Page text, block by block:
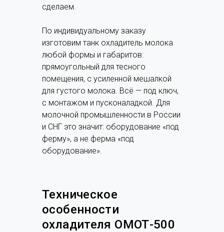
сделаем.
По индивидуальному заказу
изготовим танк охладитель молока
любой формы и габаритов:
прямоугольный для тесного
помещения, с усиленной мешалкой
для густого молока. Всё — под ключ,
с монтажом и пусконаладкой. Для
молочной промышленности в России
и СНГ это значит: оборудование «под
ферму», а не ферма «под
оборудование».
Техническое
особенности
охладителя ОМОТ-500